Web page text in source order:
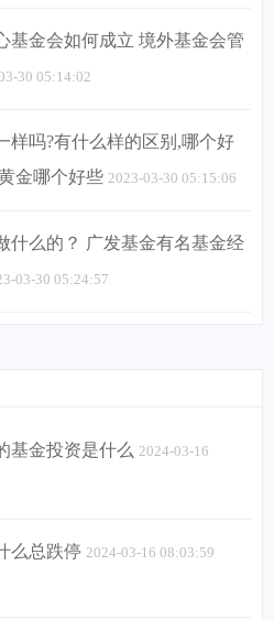
基金会如何成立 境外基金会管
30 05:14:02
样吗?有什么样的区别,哪个好
金哪个好些 2023-03-30 05:15:06
什么的？ 广发基金有名基金经
03-30 05:24:57
基金投资是什么 2024-03-16
么总跌停 2024-03-16 08:03:59